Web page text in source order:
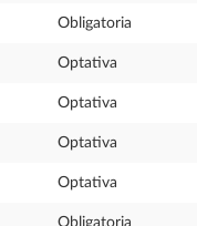
Obligatoria
Optativa
Optativa
Optativa
Optativa
Obligatoria